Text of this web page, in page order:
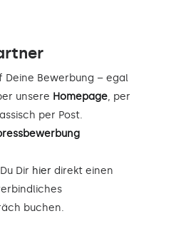
Deine Bewerbung – egal
unsere Homepage, per
per Post.
Dir hier direkt einen
buchen.